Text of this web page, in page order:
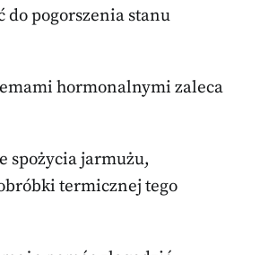
do pogorszenia stanu
hormonalnymi zaleca
spożycia jarmużu,
termicznej tego